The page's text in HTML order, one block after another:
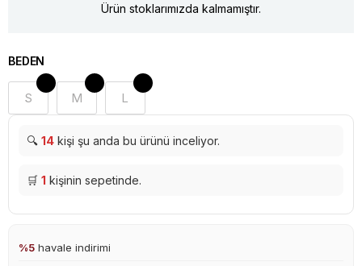
Ürün stoklarımızda kalmamıştır.
BEDEN
S M L
🔍 14 kişi şu anda bu ürünü inceliyor.
🛒 1 kişinin sepetinde.
%5 havale indirimi